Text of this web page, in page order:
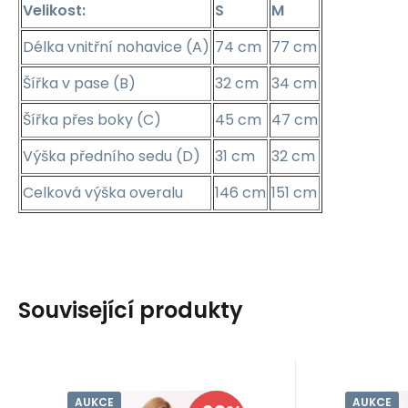
Velikost: S
M
Délka vnitřní nohavice (A) 74 cm 77 cm
Šířka v pase (B)
32 cm
34 cm
Šířka přes boky (C)
45 cm 47 cm
Výška předního sedu (D)
31 cm
32 cm
Celková výška overalu
146 cm 151 cm
Související produkty
AUKCE i10_P77378
Kód dod.: MI-BZ-A5997.49 AUKCE